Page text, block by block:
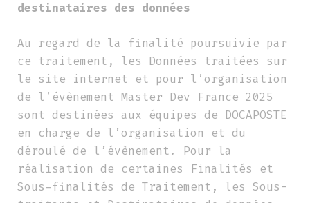
destinataires des données
Au regard de la finalité poursuivie par
ce traitement, les Données traitées sur
le site internet et pour l’organisation
de l’évènement Master Dev France 2025
sont destinées aux équipes de DOCAPOSTE
en charge de l’organisation et du
déroulé de l’évènement. Pour la
réalisation de certaines Finalités et
Sous-finalités de Traitement, les Sous-